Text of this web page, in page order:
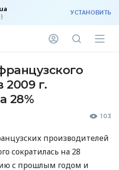
УСТАНОВИТЬ
2009 г.
28%
103
производителей
сократилась на 28
с прошлым годом и